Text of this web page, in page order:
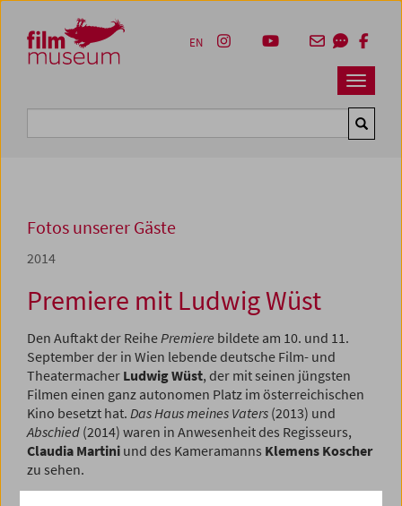
Zum Inhalt
Zum Hauptmenü
Zur Servicenavigation
Zum Suche
Navbar
EN
Fotos unserer Gäste
2014
Premiere mit Ludwig Wüst
Den Auftakt der ReihePremiere bildete am 10. und 11.
September der in Wien lebende deutsche Film- und
Theatermacher Ludwig Wüst, der mit seinen jüngsten
Filmen einen ganz autonomen Platz im österreichischen
Kino besetzt hat. Das Haus meines Vaters (2013) und
Abschied (2014) waren in Anwesenheit des Regisseurs,
Claudia Martini und des Kameramanns Klemens Koscher
zu sehen.